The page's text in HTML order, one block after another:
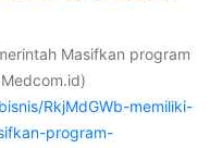
Masifkan program
RkjMdGWb-memiliki-
program-